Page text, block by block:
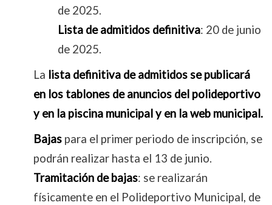
de 2025.
Lista de admitidos definitiva: 20 de junio
de 2025.
La lista definitiva de admitidosse publicará
en los tablones de anuncios del polideportivo
y en la piscina municipal y en la web municipal.
Bajas para el primer periodo de inscripción, se
podrán realizar hasta el 13 de junio.
Tramitación de bajas: se realizarán
físicamente en el Polideportivo Municipal, de